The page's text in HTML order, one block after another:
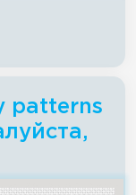
patterns